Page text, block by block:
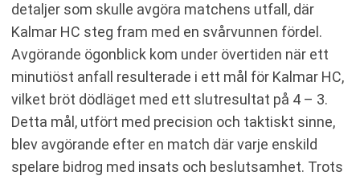
detaljer som skulle avgöra matchens utfall, där
Kalmar HC steg fram med en svårvunnen fördel.
Avgörande ögonblick kom under övertiden när ett
minutiöst anfall resulterade i ett mål för Kalmar HC,
vilket bröt dödläget med ett slutresultat på 4 – 3.
Detta mål, utfört med precision och taktiskt sinne,
blev avgörande efter en match där varje enskild
spelare bidrog med insats och beslutsamhet. Trots